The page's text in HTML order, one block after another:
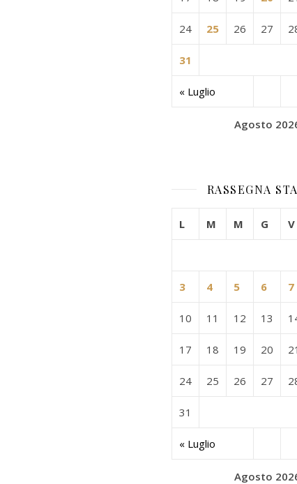
Agosto
« Luglio
24 25 26 27
31
RASSEGNA
Agosto
L M M G V
« Luglio
3 4 5 6 7
10 11 12 13
17 18 19 20 21
24 25 26 27
31